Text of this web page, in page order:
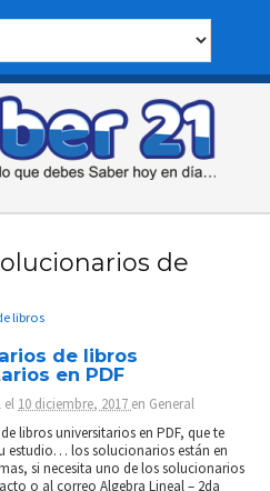
de
libros
de libros
en PDF
el 10 diciembre, 2017 en General
libros universitarios en PDF, que te
estudio… los solucionarios están en
si necesita uno de los solucionarios
o al correo Algebra Lineal – 2da